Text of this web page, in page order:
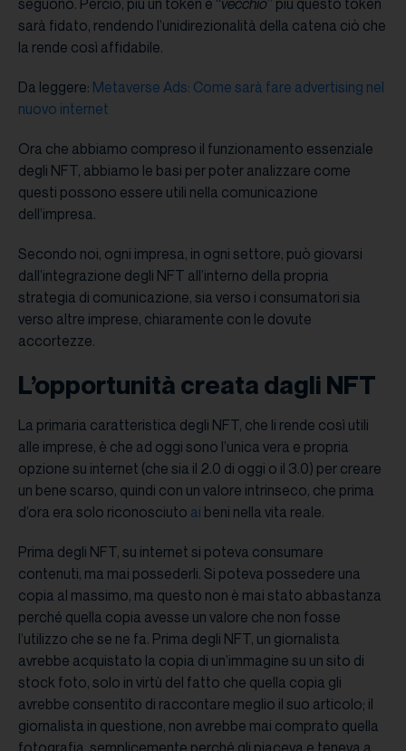
sarà fidato, rendendo l’unidirezionalità della catena ciò che
la rende così affidabile.
Da leggere: Metaverse Ads: Come sarà fare advertising nel
nuovo internet
Ora che abbiamo compreso il funzionamento essenziale
degli NFT, abbiamo le basi per poter analizzare come
questi possono essere utili nella comunicazione
dell’impresa.
Secondo noi, ogni impresa, in ogni settore, può giovarsi
dall’integrazione degli NFT all’interno della propria
strategia di comunicazione, sia verso i consumatori sia
verso altre imprese, chiaramente con le dovute
accortezze.
L’opportunità creata dagli NFT
La primaria caratteristica degli NFT, che li rende così utili
alle imprese, è che ad oggi sono l’unica vera e propria
opzione su internet (che sia il 2.0 di oggi o il 3.0) per creare
un bene scarso, quindi con un valore intrinseco, che prima
d’ora era solo riconosciuto ai beni nella vita reale.
Prima degli NFT, su internet si poteva consumare
contenuti, ma mai possederli. Si poteva possedere una
copia al massimo, ma questo non è mai stato abbastanza
perché quella copia avesse un valore che non fosse
l’utilizzo che se ne fa. Prima degli NFT, un giornalista
avrebbe acquistato la copia di un’immagine su un sito di
stock foto, solo in virtù del fatto che quella copia gli
avrebbe consentito di raccontare meglio il suo articolo; il
giornalista in questione, non avrebbe mai comprato quella
fotografia, semplicemente perché gli piaceva e teneva a